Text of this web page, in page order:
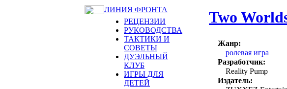
ЛИНИЯ ФРОНТА
РЕЦЕНЗИИ
РУКОВОДСТВА
ТАКТИКИ И
СОВЕТЫ
ДУЭЛЬНЫЙ
КЛУБ
ИГРЫ ДЛЯ
ДЕТЕЙ
Two
Жанр:
ролевая игра
Разработчик:
Reality Pump
Издатель: